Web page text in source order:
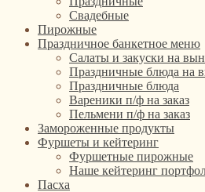
Свадебные
Пирожные
Праздничное банкетное меню
Салаты и закуски на
Праздничные блюда на
Праздничные блюда
Вареники п/ф на заказ
Пельмени п/ф на заказ
Замороженные продукты
Фуршеты и кейтеринг
Фуршетные пирожные
Наше кейтеринг
Пасха